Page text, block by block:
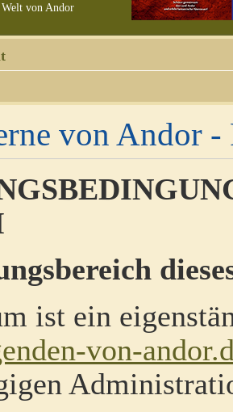
von Andor
von Andor -
ist ein
von-